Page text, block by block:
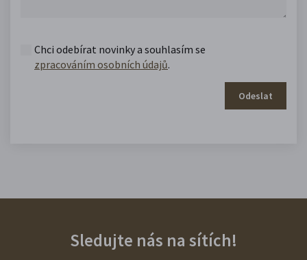
Chci odebírat novinky a souhlasím se
zpracováním osobních údajů.
Odeslat
Sledujte nás na sítích!